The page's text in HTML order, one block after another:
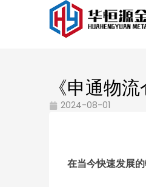
《申通物流
2024-08-01
在当今快速发展